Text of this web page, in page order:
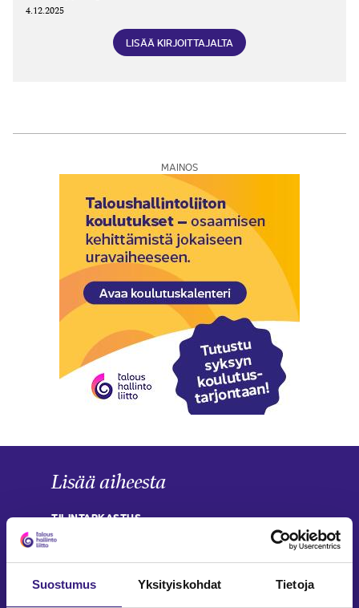
Suostumus Yksityiskohdat Tietoja
4.12.2025
LISÄÄ KIRJOITTAJALTA
MAINOS
Lisää aiheesta
TILINTARKASTUS
Yrityksen toimiala vaikuttaa
tilintarkastajan työhön